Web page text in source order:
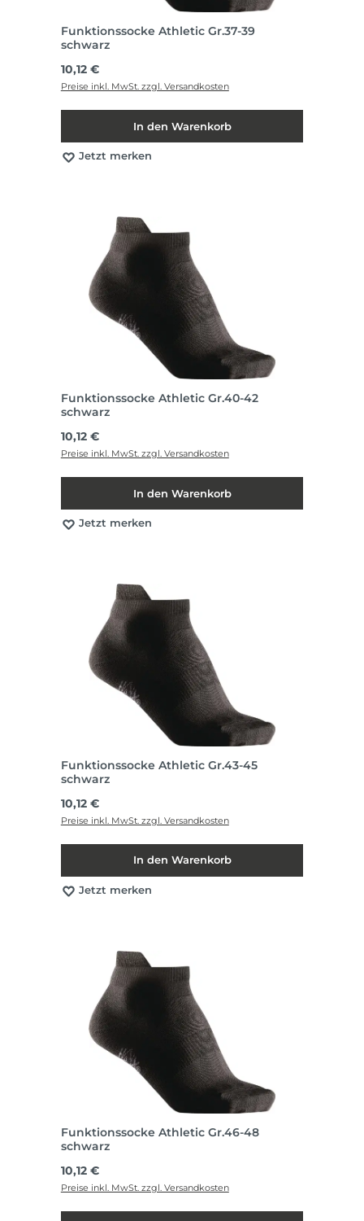
Funktionssocke Athletic Gr.37-39
schwarz
Regulärer Preis:
10,12 €
Preise inkl. MwSt. zzgl. Versandkosten
In den Warenkorb
Jetzt merken
Funktionssocke Athletic Gr.40-42
schwarz
Regulärer Preis:
10,12 €
Preise inkl. MwSt. zzgl. Versandkosten
In den Warenkorb
Jetzt merken
Funktionssocke Athletic Gr.43-45
schwarz
Regulärer Preis:
10,12 €
Preise inkl. MwSt. zzgl. Versandkosten
In den Warenkorb
Jetzt merken
Funktionssocke Athletic Gr.46-48
schwarz
Regulärer Preis:
10,12 €
Preise inkl. MwSt. zzgl. Versandkosten